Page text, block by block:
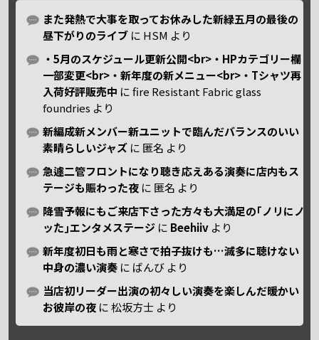
また発熱で大事を取ってお休みした新緑五月の最後の
昼下がりのライブ に HSM より
・5月のスケジュール更新公開<br>・HPカテゴリー欄
一部変更<br>・新年度の新メニュー<br>・Tシャツ再
入荷好評販売中 にfire Resistant Fabric glass
foundries より
新編成新メンバー新ユニットで臨んだバランスのいい
素晴らしいジャズ に 匿名 より
急遽二管フロントになり聴き応えある演奏に店内もス
テージも賑わった夜 に 匿名 より
降雪予報にもご来店下さった方々も大満足の｢ノリにノ
ッた｣エンタメステージ に Beehiiv より
新年度初日も雨と寒さで拍子抜けも…滅多に聴けない
中身の濃い演奏 に ばんび より
当店初リーダー出演の初々しい演奏を楽しんだ暖かい
お彼岸の夜 に松坂方士 より